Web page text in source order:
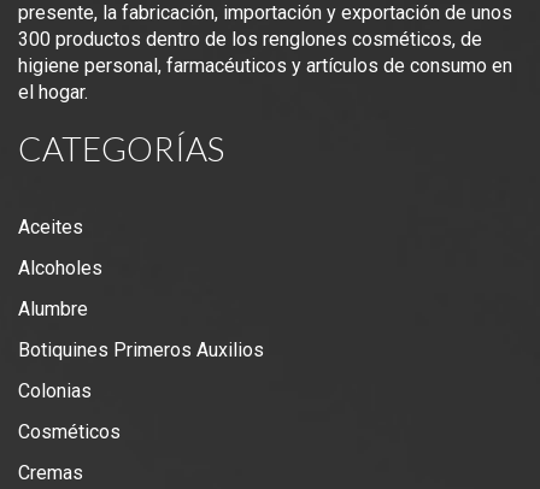
presente, la fabricación, importación y exportación de unos
300 productos dentro de los renglones cosméticos, de
higiene personal, farmacéuticos y artículos de consumo en
el hogar.
CATEGORÍAS
Aceites
Alcoholes
Alumbre
Botiquines Primeros Auxilios
Colonias
Cosméticos
Cremas